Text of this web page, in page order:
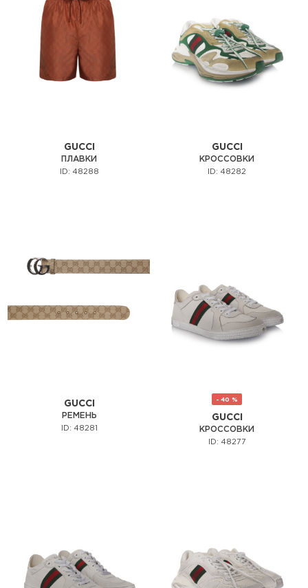
GUCCI
ПЛАВКИ
ID: 48288
GUCCI
КРОССОВКИ
ID: 48282
GUCCI
РЕМЕНЬ
ID: 48281
- 40 %
GUCCI
КРОССОВКИ
ID: 48277